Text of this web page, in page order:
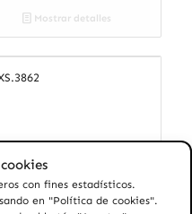
con fines estadísticos.
en "Política de cookies".
Mostrar detalles
Mostrar detalles